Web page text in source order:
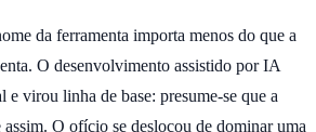
da ferramenta importa menos do que a
O desenvolvimento assistido por IA
e virou linha de base: presume-se que a
O ofício se deslocou de dominar uma